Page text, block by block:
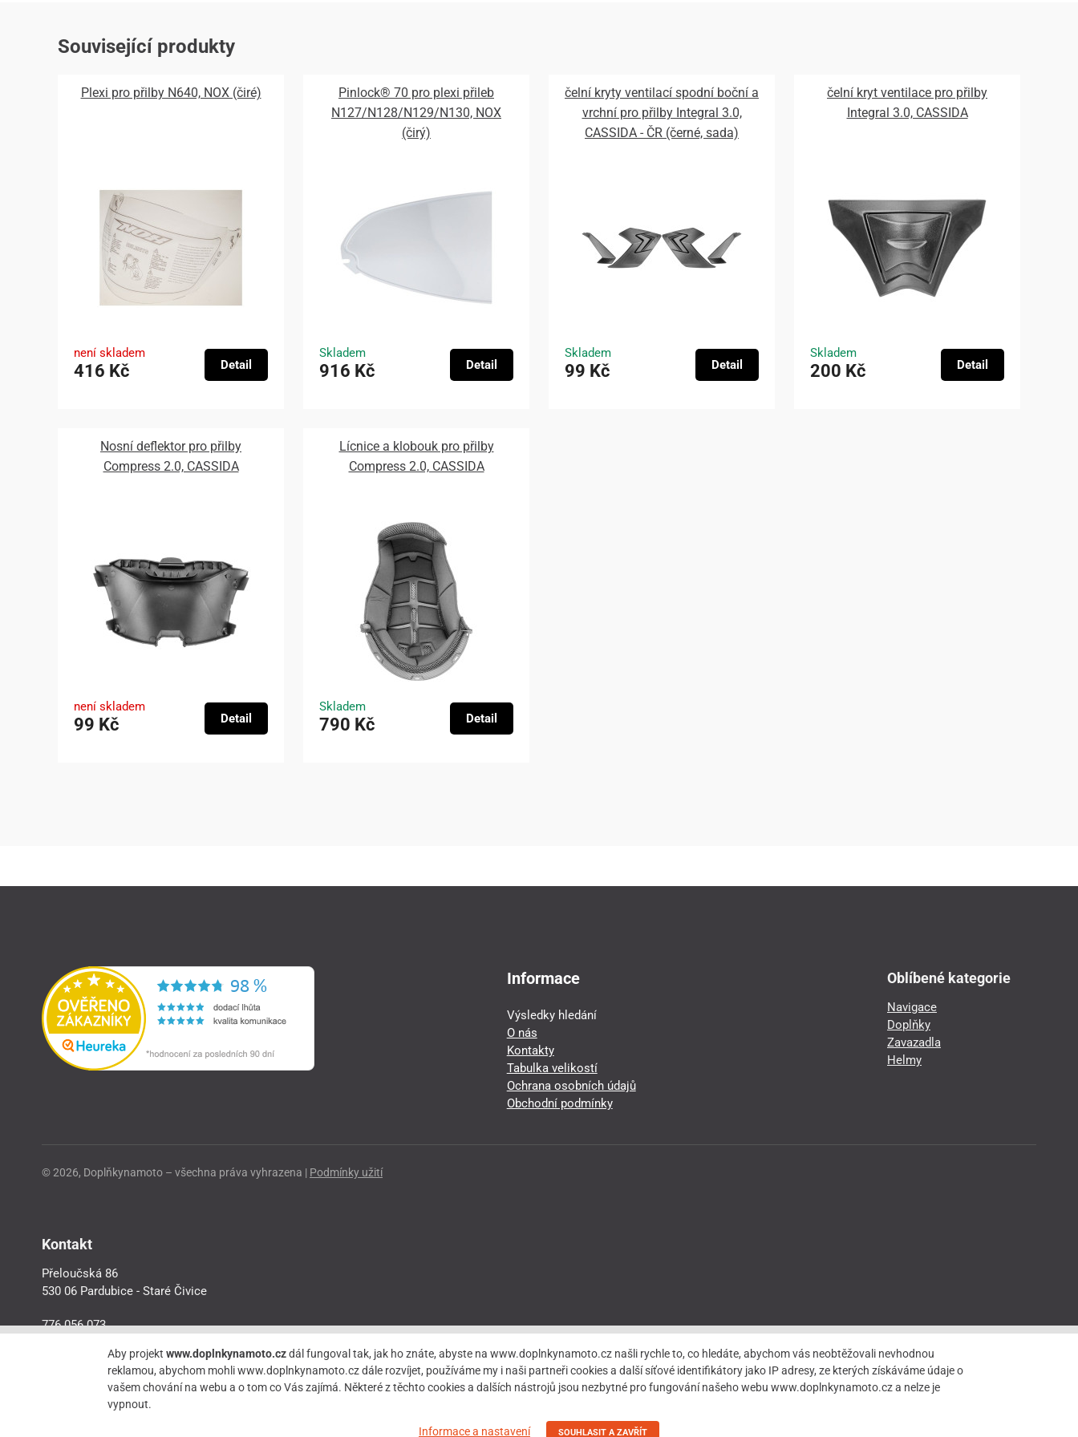
Související produkty
Plexi pro přilby N640, NOX (čiré)
není skladem
416 Kč Detail
Pinlock® 70 pro plexi přileb
N127/N128/N129/N130, NOX
(čirý)
Skladem
916 Kč Detail
čelní kryty ventilací spodní boční a
vrchní pro přilby Integral 3.0,
CASSIDA - ČR (černé, sada)
Skladem
99 Kč Detail
čelní kryt ventilace pro přilby
Integral 3.0, CASSIDA
Skladem
200 Kč Detail
Nosní deflektor pro přilby
Compress 2.0, CASSIDA
není skladem
99 Kč Detail
Lícnice a klobouk pro přilby
Compress 2.0, CASSIDA
Skladem
790 Kč Detail
Informace
Výsledky hledání
O nás
Kontakty
Tabulka velikostí
Ochrana osobních údajů
Obchodní podmínky
Oblíbené kategorie
Navigace
Doplňky
Zavazadla
Helmy
© 2026, Doplňkynamoto – všechna práva vyhrazena | Podmínky užití
Kontakt
Přeloučská 86
530 06 Pardubice - Staré Čivice
776 056 073
Aby projektwww.doplnkynamoto.czdál fungoval tak, jak ho znáte, abyste na www.doplnkynamoto.cz našli rychle to, co hledáte, abychom vás neobtěžovali nevhodnou
reklamou, abychom mohli www.doplnkynamoto.cz dále rozvíjet, používáme my i naši partneři cookies a další síťové identifikátory jako IP adresy, ze kterých získáváme údaje o
vašem chování na webu a o tom co Vás zajímá. Některé z těchto cookies a dalších nástrojů jsou nezbytné pro fungování našeho webu www.doplnkynamoto.cz a nelze je
vypnout.
Informace a nastavení SOUHLASIT A ZAVŘÍT